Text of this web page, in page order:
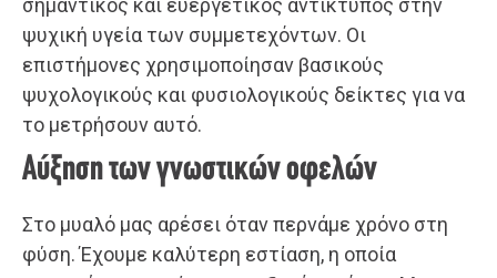
σημαντικός και ευεργετικός αντίκτυπος στην
ψυχική υγεία των συμμετεχόντων. Οι
επιστήμονες χρησιμοποίησαν βασικούς
ψυχολογικούς και φυσιολογικούς δείκτες για να
το μετρήσουν αυτό.
Αύξηση των γνωστικών οφελών
Στο μυαλό μας αρέσει όταν περνάμε χρόνο στη
φύση. Έχουμε καλύτερη εστίαση, η οποία